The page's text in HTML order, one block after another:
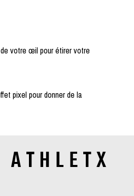
votre œil pour étirer votre
pixel pour donner de la
ATHLETX